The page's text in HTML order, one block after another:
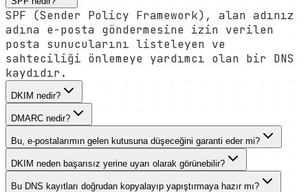
SPF (Sender Policy Framework), alan adınız
adına e-posta göndermesine izin verilen
posta sunucularını listeleyen ve
sahteciliği önlemeye yardımcı olan bir DNS
kaydıdır.
DKIM nedir?
DMARC nedir?
Bu, e-postalarımın gelen kutusuna düşeceğini garanti eder mi?
DKIM neden başarısız yerine uyarı olarak görünebilir?
Bu DNS kayıtları doğrudan kopyalayıp yapıştırmaya hazır mı?